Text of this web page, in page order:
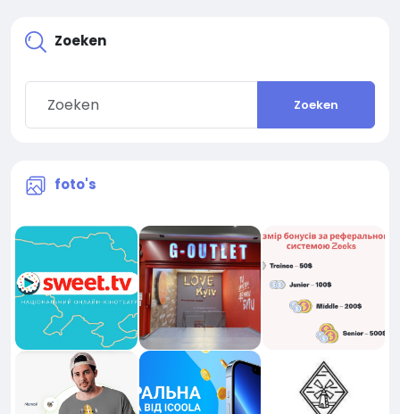
Zoeken
Zoeken
foto's